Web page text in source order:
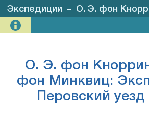
Экспедиции – О. Э. фон Кнорринг и З. А. фон Минквиц: Экспедиция в
О. Э. фон
фон Минквиц:
Перовский уезд